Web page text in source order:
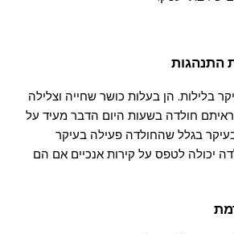
התנהגות
בלילות. הן בעלות כושר שחייה וצלילה
חולדה בשעות היום הדבר מעיד על
בגלל שהחולדה פעילה בעיקר
יכולה לטפס על קירות אנכיים אם הם